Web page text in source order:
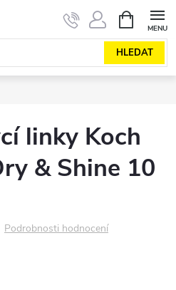
HLEDAT
NÁKUPNÍ
KOŠÍK
linky Koch
& Shine 10
Podrobnosti hodnocení